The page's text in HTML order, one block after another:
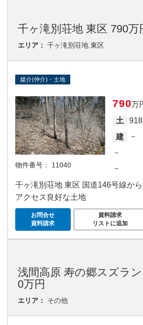
千ヶ滝別荘地 東区 790万
エリア： 千ヶ滝別荘地 東区
媒介(仲介)・土地
物件番号： 11040
790万
土
918
建
－
－
－
千ヶ滝別荘地 東区 国道146号線か
アクセス良好な土地
お問合せ
資料請求
資料請求
リストに追加
浅間高原 寿の郷スズラ
0万円
エリア： その他